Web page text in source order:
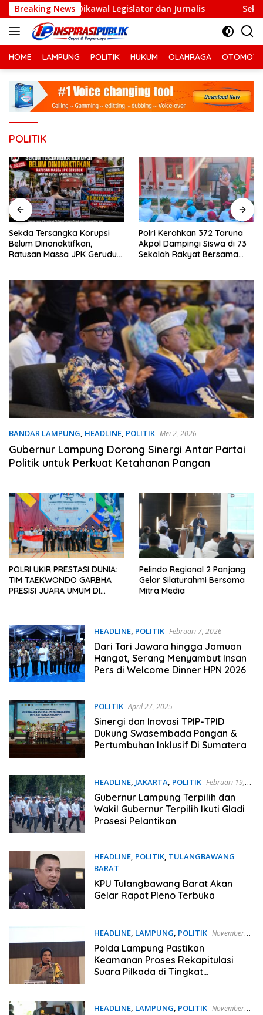
Langsung
ke
konten
Breaking News
Dikawal Legislator dan Jurnalis Sekda
HOME LAMPUNG POLITIK HUKUM OLAHRAGA
POLITIK
Sekda Tersangka Korupsi
Belum Dinonaktifkan,
Ratusan Massa JPK Geruduk
Polri Kerahkan 372 Taruna
Akpol Dampingi Siswa di 73
Sekolah Rakyat Bersama
BANDAR LAMPUNG, HEADLINE, POLITIK Mei 2, 2026
Gubernur Lampung Dorong Sinergi Antar Partai
Politik untuk Perkuat Ketahanan Pangan
POLRI UKIR PRESTASI DUNIA:
TIM TAEKWONDO GARBHA
PRESISI JUARA UMUM DI
Pelindo Regional 2 Panjang
Gelar Silaturahmi Bersama
Mitra Media
HEADLINE, POLITIK Februari 7, 2026
Dari Tari Jawara hingga Jamuan
Hangat, Serang Menyambut Insan
Pers di Welcome Dinner HPN 2026
POLITIK April 27, 2025
Sinergi dan Inovasi TPIP-TPID
Dukung Swasembada Pangan &
Pertumbuhan Inklusif Di Sumatera
HEADLINE, JAKARTA POLITIK Februari 19,
2025
Gubernur Lampung Terpilih dan
Wakil Gubernur Terpilih Ikuti Gladi
Prosesi Pelantikan
HEADLINE, POLITIK, TULANGBAWANG
BARAT
Desember 4, 2024
KPU Tulangbawang Barat Akan
Gelar Rapat Pleno Terbuka
HEADLINE, LAMPUNG POLITIK November
30, 2024
Polda Lampung Pastikan
Keamanan Proses Rekapitulasi
Suara Pilkada di Tingkat
HEADLINE, LAMPUNG, POLITIK November